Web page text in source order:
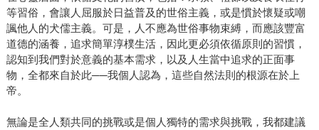
等習俗，會讓人屈服於日益普及的世俗主義，或是慣於懷疑或嘲
諷他人的犬儒主義。可是，人不應為世俗事物束縛，而應該豐富
道德的涵養，追求簡單淳樸生活，因此更必須依循原則的習慣，
認知到我們對於意義的基本需求，以及人生當中追求的正面事
物，全都來自於此──我個人認為，這些自然法則的根源在於上
帝。
無論是全人類共同的挑戰或是個人獨特的需求與挑戰，我都建議